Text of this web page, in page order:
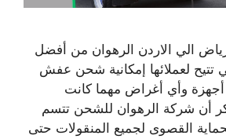
الي الاردن الرهوان من أفضل
لعملائها إمكانية شحن عفش
وأي أغراض مهما كانت
أن شركة الرهوان للشحن تتسم
القصوى لجميع المنقولات حتى